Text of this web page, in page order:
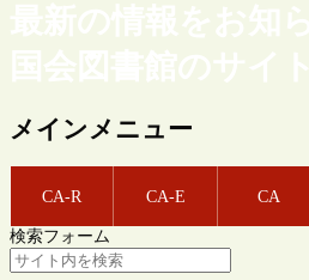
最新の情報をお知
国会図書館のサイ
メインメニュー
CA-R CA-E CA
検索フォーム